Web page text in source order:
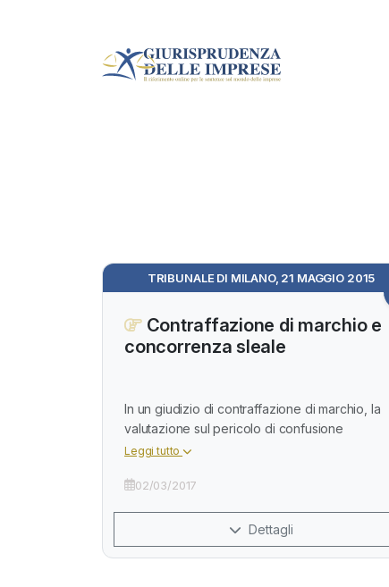
TRIBUNALE DI MILANO, 21 MAGGIO 2015
Contraffazione di marchio e
concorrenza sleale
In un giudizio di contraffazione di marchio, la
valutazione sul pericolo di confusione
Leggi tutto
02/03/2017
Dettagli